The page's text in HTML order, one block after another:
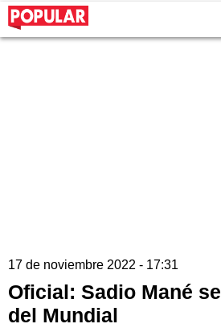
17 de noviembre 2022 - 17:31
Oficial: Sadio Mané
del Mundial